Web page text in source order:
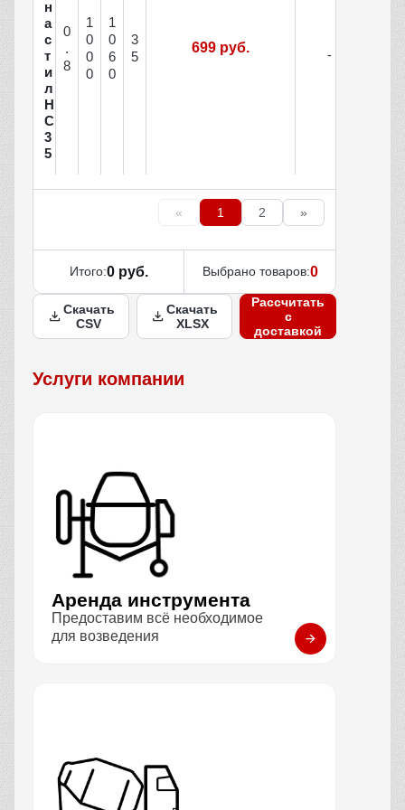
н
а
с
т
и
л
Н
С
3
5
0
.
8
1
0
0
0
1
0
6
0
3
5
699 руб.
« 1 2 »
Итого:0 руб. Выбрано товаров:0
Скачать
CSV
Скачать
XLSX
Рассчитать
с
доставкой
Услуги компании
Аренда инструмента
Предоставим всё необходимое
для возведения